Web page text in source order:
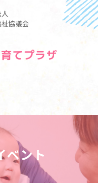
協議会
てプラザ
ベント